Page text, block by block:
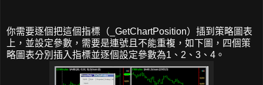
你需要逐個把這個指標（_GetChartPosition）插到策略圖表
上，並設定參數，需要是連號且不能重複，如下圖，四個策
略圖表分別插入指標並逐個設定參數為1、2、3、4。